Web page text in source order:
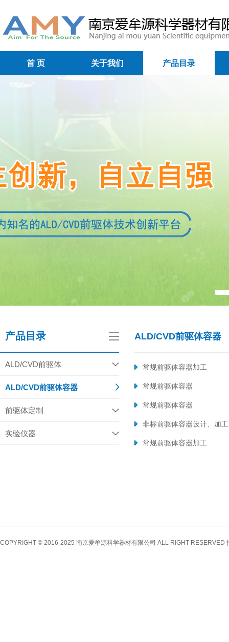
首 页 关于我们 产品目录
产品目录
ALD/CVD前驱体
ALD/CVD前驱体容器
前驱体定制
实验仪器
ALD/CVD前驱体容器
常规前驱体容器加工
常规前驱体容器
常规前驱体容器
非标前驱体容器设计、加工
常规前驱体容器加工
COPYRIGHT © 2016-2025 南京爱牟源科学器材有限公司 ALL RIGHT RESERVED